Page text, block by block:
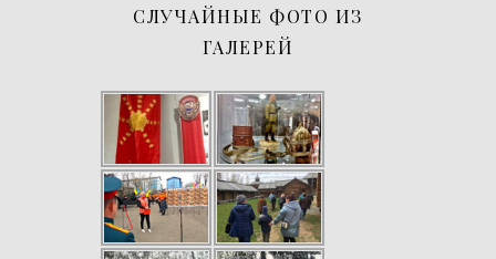
СЛУЧАЙНЫЕ ФОТО ИЗ
ГАЛЕРЕЙ